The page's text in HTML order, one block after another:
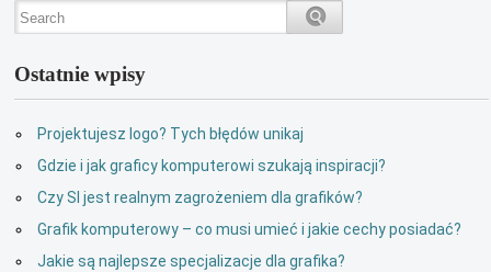
Ostatnie wpisy
Projektujesz logo? Tych błędów unikaj
Gdzie i jak graficy komputerowi szukają inspiracji?
Czy SI jest realnym zagrożeniem dla grafików?
Grafik komputerowy – co musi umieć i jakie cechy posiadać?
Jakie są najlepsze specjalizacje dla grafika?